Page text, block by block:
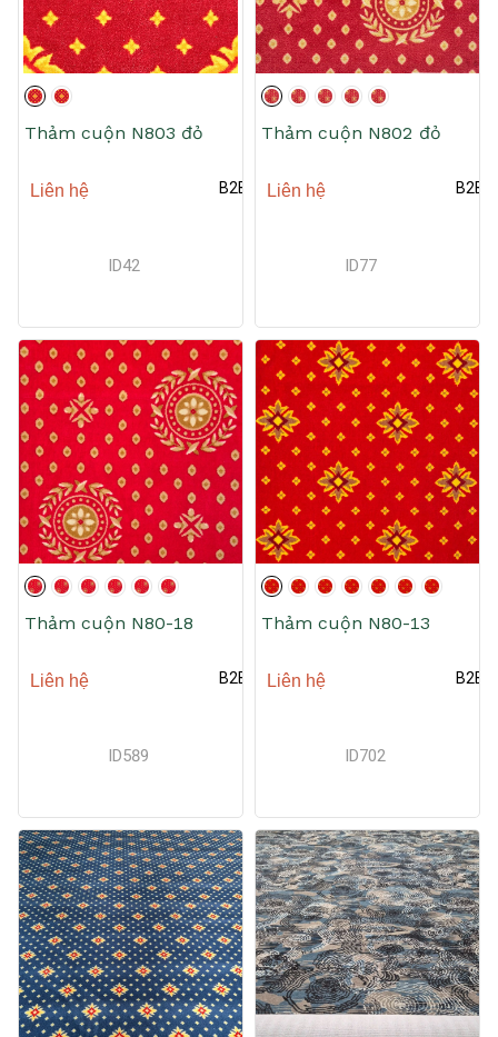
Thảm cuộn N803 đỏ
Liên hệ B2B
ID42
Thảm cuộn N802 đỏ
Liên hệ B2B
ID77
Thảm cuộn N80-18
Liên hệ B2B
ID589
Thảm cuộn N80-13
Liên hệ B2B
ID702